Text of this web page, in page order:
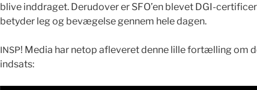
blive ind­draget. Deru­dover er SFO’en blevet DGI-
bety­der leg og bevægelse gen­nem hele dagen.
INSP! Media har netop aflev­eret denne lille fortælling om
indsats: